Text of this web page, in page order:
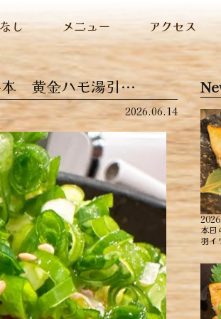
し メニュー アクセス
本 黄金ハモ湯引…
2026.06.14
本
羽